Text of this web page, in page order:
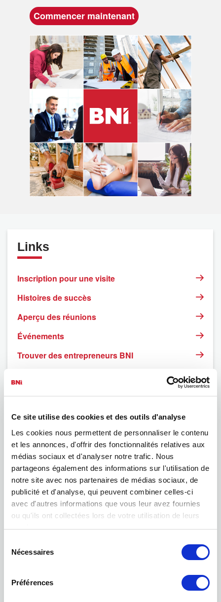
Ce site utilise des cookies et des outils d'analyse
Les cookies nous permettent de personnaliser le contenu
et les annonces, d'offrir des fonctionnalités relatives aux
médias sociaux et d'analyser notre trafic. Nous
partageons également des informations sur l'utilisation de
notre site avec nos partenaires de médias sociaux, de
publicité et d'analyse, qui peuvent combiner celles-ci
avec d'autres informations que vous leur avez fournies
ou qu'ils ont collectées lors de votre utilisation de leurs
services.
Nécessaires
Préférences
Links
Inscription pour une visite
Histoires de succès
Aperçu des réunions
Événements
Trouver des entrepreneurs BNI
Mentions légales
Déclaration de confidentialité